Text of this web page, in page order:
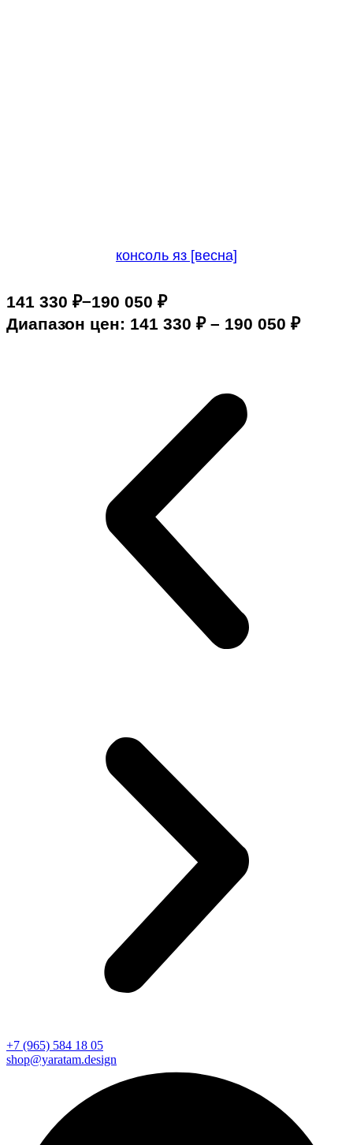
консоль яз [весна]
141 330 ₽–190 050 ₽
Диапазон цен: 141 330 ₽ – 190 050 ₽
+7 (965) 584 18 05
shop@yaratam.design